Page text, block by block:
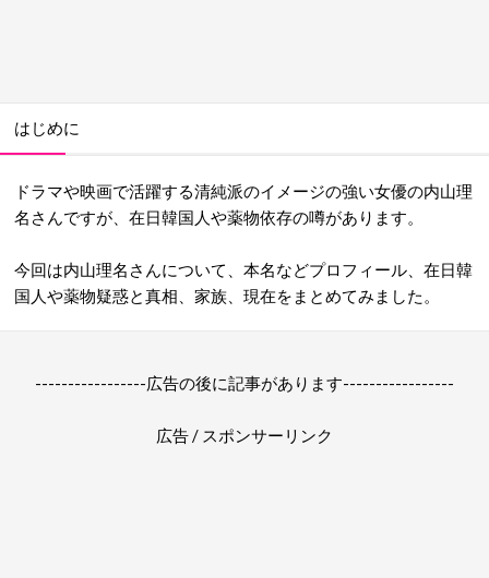
はじめに
ドラマや映画で活躍する清純派のイメージの強い女優の内山理
名さんですが、在日韓国人や薬物依存の噂があります。
今回は内山理名さんについて、本名などプロフィール、在日韓
国人や薬物疑惑と真相、家族、現在をまとめてみました。
-----------------広告の後に記事があります-----------------
広告 / スポンサーリンク